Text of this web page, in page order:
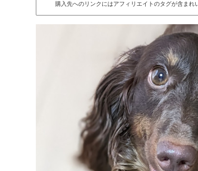
購入先へのリンクにはアフィリエイトのタグが含まれ